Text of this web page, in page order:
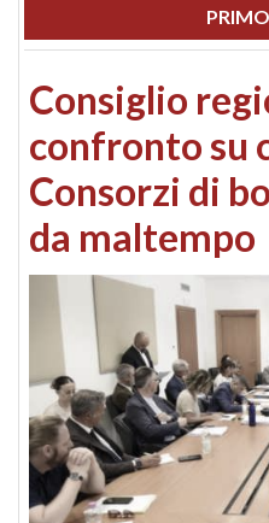
Consiglio
confronto su
Consorzi di
da maltempo